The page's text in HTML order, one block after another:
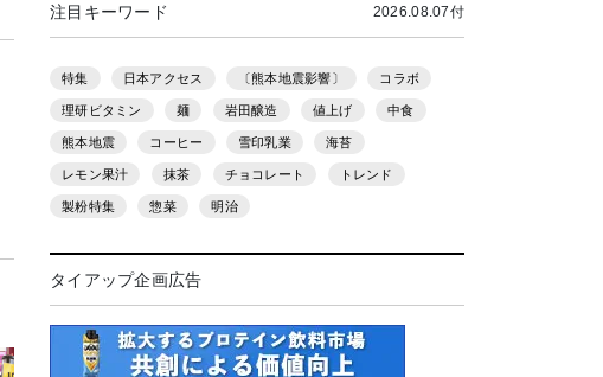
注目キーワード 2026.08.07付
特集 日本アクセス 〔熊本地震影響〕 コラボ
理研ビタミン 麺 岩田醸造 値上げ 中食
熊本地震 コーヒー 雪印乳業 海苔
レモン果汁 抹茶 チョコレート トレンド
製粉特集 惣菜 明治
タイアップ企画広告